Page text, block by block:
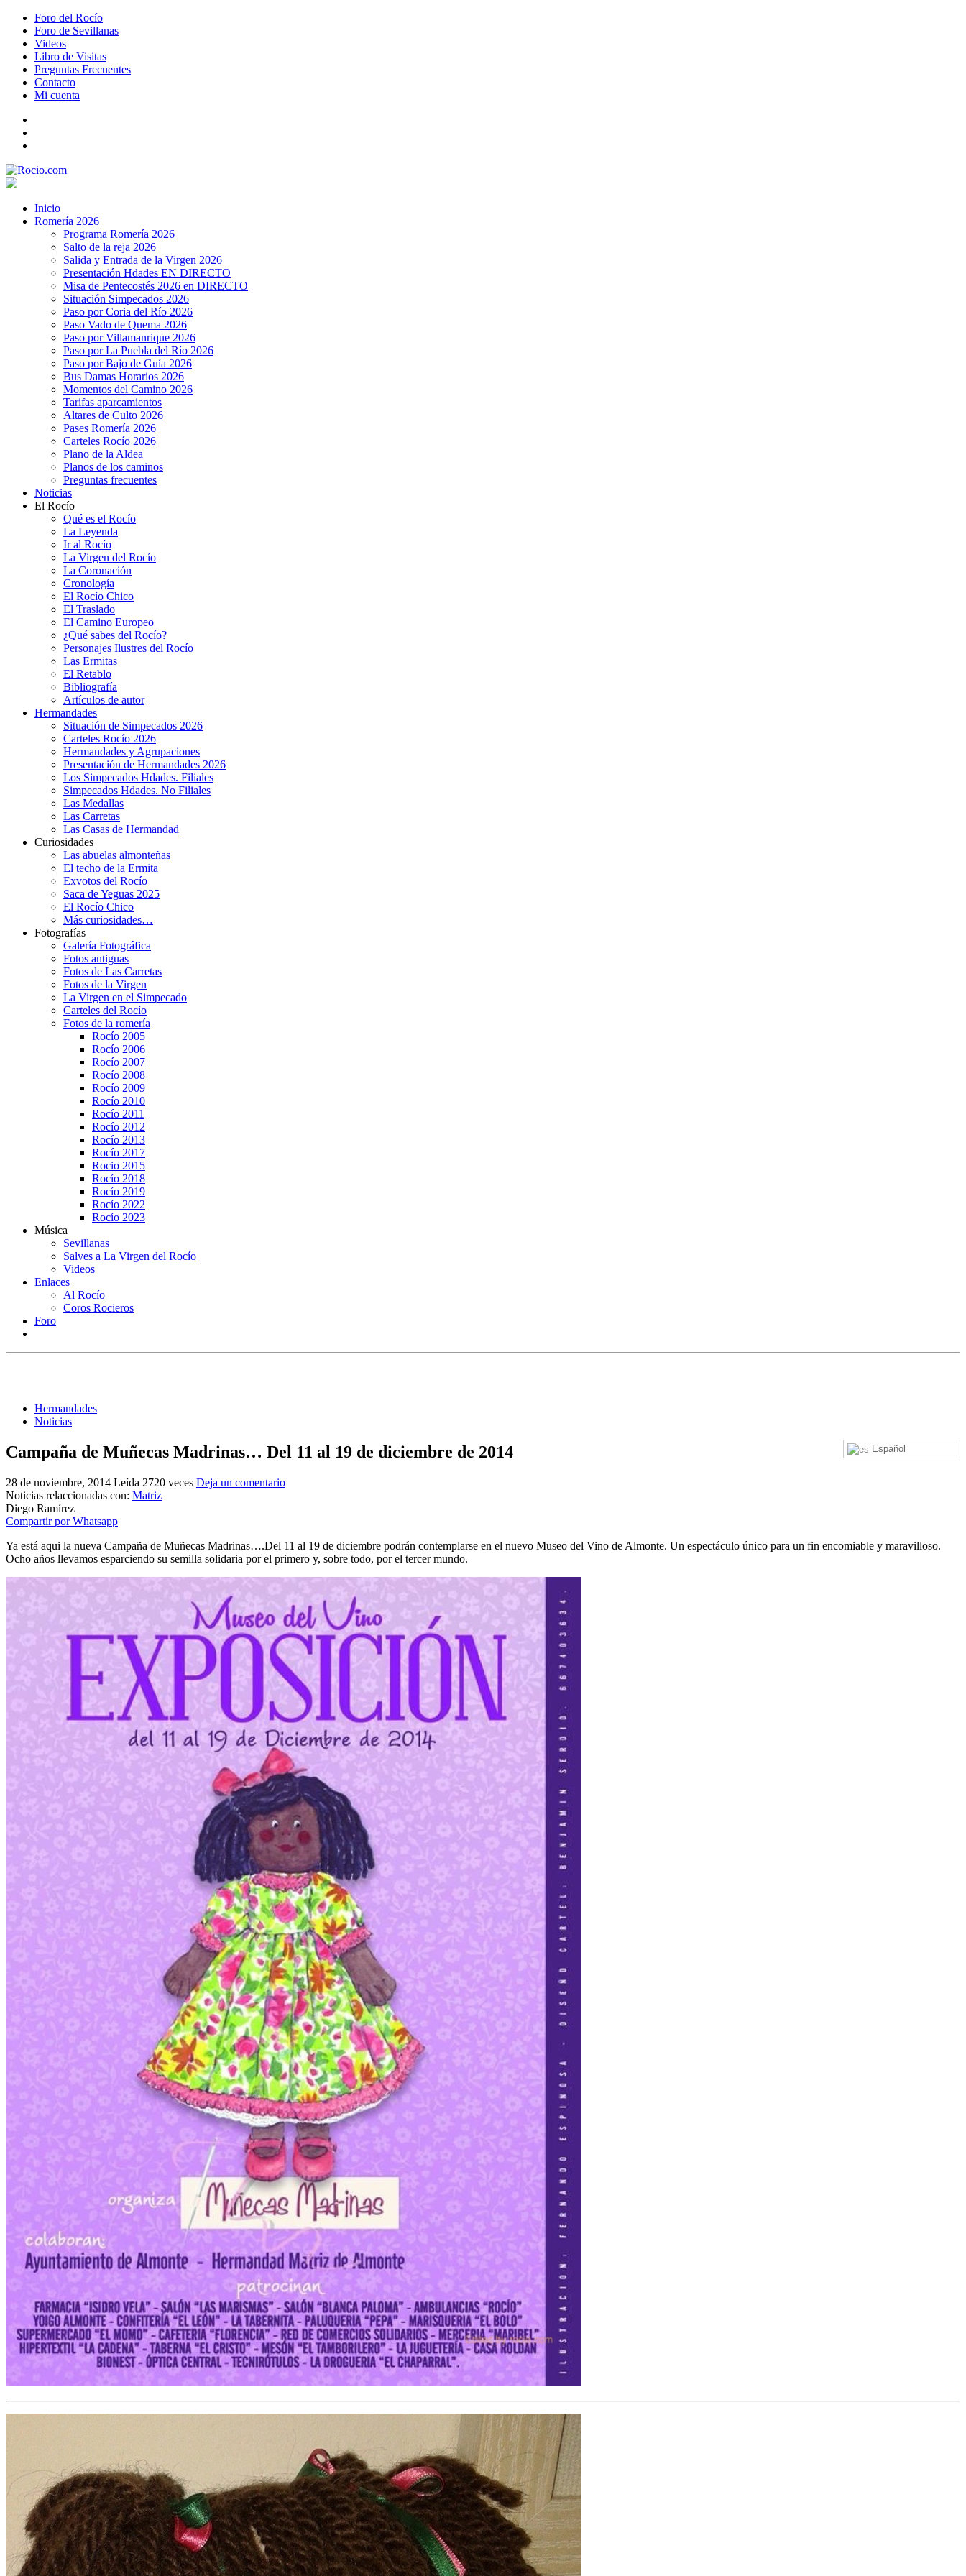
Foro del Rocío
Foro de Sevillanas
Videos
Libro de Visitas
Preguntas Frecuentes
Contacto
Mi cuenta
Inicio
Romería 2026
Programa Romería 2026
Salto de la reja 2026
Salida y Entrada de la Virgen 2026
Presentación Hdades EN DIRECTO
Misa de Pentecostés 2026 en DIRECTO
Situación Simpecados 2026
Paso por Coria del Río 2026
Paso Vado de Quema 2026
Paso por Villamanrique 2026
Paso por La Puebla del Río 2026
Paso por Bajo de Guía 2026
Bus Damas Horarios 2026
Momentos del Camino 2026
Tarifas aparcamientos
Altares de Culto 2026
Pases Romería 2026
Carteles Rocío 2026
Plano de la Aldea
Planos de los caminos
Preguntas frecuentes
Noticias
El Rocío
Qué es el Rocío
La Leyenda
Ir al Rocío
La Virgen del Rocío
La Coronación
Cronología
El Rocío Chico
El Traslado
El Camino Europeo
¿Qué sabes del Rocío?
Personajes Ilustres del Rocío
Las Ermitas
El Retablo
Bibliografía
Artículos de autor
Hermandades
Situación de Simpecados 2026
Carteles Rocío 2026
Hermandades y Agrupaciones
Presentación de Hermandades 2026
Los Simpecados Hdades. Filiales
Simpecados Hdades. No Filiales
Las Medallas
Las Carretas
Las Casas de Hermandad
Curiosidades
Las abuelas almonteñas
El techo de la Ermita
Exvotos del Rocío
Saca de Yeguas 2025
El Rocío Chico
Más curiosidades…
Fotografías
Galería Fotográfica
Fotos antiguas
Fotos de Las Carretas
Fotos de la Virgen
La Virgen en el Simpecado
Carteles del Rocío
Fotos de la romería
Rocío 2005
Rocío 2006
Rocío 2007
Rocío 2008
Rocío 2009
Rocío 2010
Rocío 2011
Rocío 2012
Rocío 2013
Rocío 2017
Rocio 2015
Rocío 2018
Rocío 2019
Rocío 2022
Rocío 2023
Música
Sevillanas
Salves a La Virgen del Rocío
Videos
Enlaces
Al Rocío
Coros Rocieros
Foro
Hermandades
Noticias
Español
Campaña de Muñecas Madrinas… Del 11 al 19 de diciembre de 2014
28 de noviembre, 2014 Leída 2720 veces Deja un comentario
Noticias relaccionadas con: Matriz
Diego Ramírez
Compartir por Whatsapp
Ya está aqui la nueva Campaña de Muñecas Madrinas….Del 11 al 19 de diciembre podrán contemplarse en el nuevo Museo del Vino de Almonte. Un espectáculo único para un fin encomiable y maravilloso.
Ocho años llevamos esparciendo su semilla solidaria por el primero y, sobre todo, por el tercer mundo.